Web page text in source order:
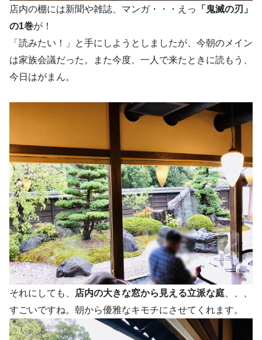
店内の棚には新聞や雑誌、マンガ・・・えっ
「鬼滅の刃」
の1巻が！
「読みたい！」と手にしようとしましたが、今朝のメイン
は家族会議だった。また今度、一人で来たときに読もう、
今日はがまん。
それにしても、 店内の大きな窓から見える立派な庭
すごいですね。朝から優雅なキモチにさせてくれます。